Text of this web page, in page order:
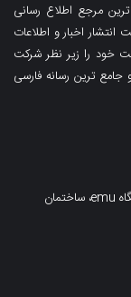
مرجع اطلاع رسانی
فعالیت خود را از سال 2014 در جهت انتشار اخبار و اطلاعات
آغاز کرده و از آغاز سال 2019 فعالیت خود را زیر نظر شرکت
ترین رسانه فارسی
قبرس شمالی، فاماگوستا، خیابان سالامیس، جنب دانشگاه emu، ساختمان